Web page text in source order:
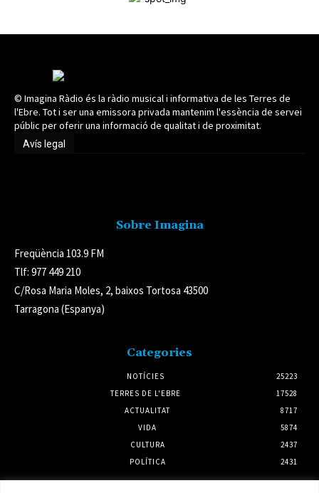
© Imagina Ràdio és la ràdio musical i informativa de les Terres de
l'Ebre. Tot i ser una emissora privada mantenim l'essència de servei
públic per oferir una informació de qualitat i de proximitat.
Avís legal
Sobre Imagina
Freqüència 103.9 FM
Tlf: 977 449 210
C/Rosa Maria Moles, 2, baixos Tortosa 43500
Tarragona (Espanya)
Categories
NOTÍCIES
25223
TERRES DE L'EBRE
17528
ACTUALITAT
8717
VIDA
5874
CULTURA
2437
POLÍTICA
2431